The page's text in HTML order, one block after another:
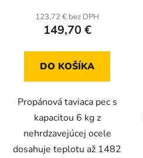
produktu
je
z
123,72 € bez DPH
149,70 €
DO KOŠÍKA
Propánová taviaca pec s
kapacitou 6 kg z
nehrdzavejúcej ocele
dosahuje teplotu až 1482